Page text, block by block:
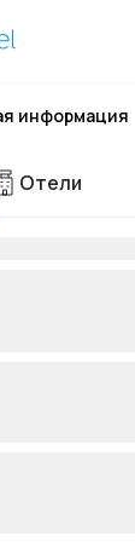
информация
Отели